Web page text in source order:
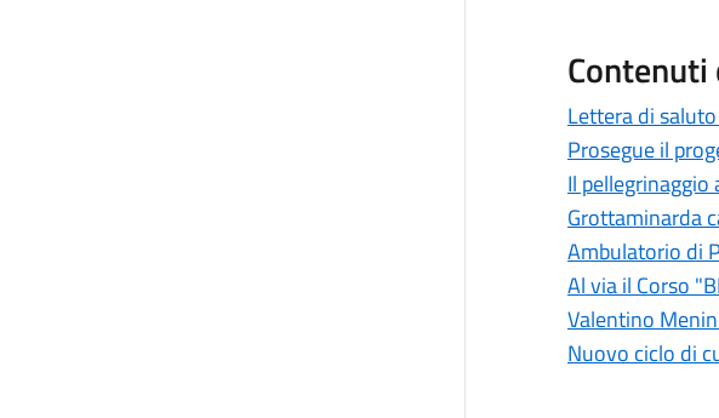
Lettera di
Prosegue il
Il
Grottaminarda
Ambulatorio di
Al via il Corso
Valentino
Nuovo ciclo di